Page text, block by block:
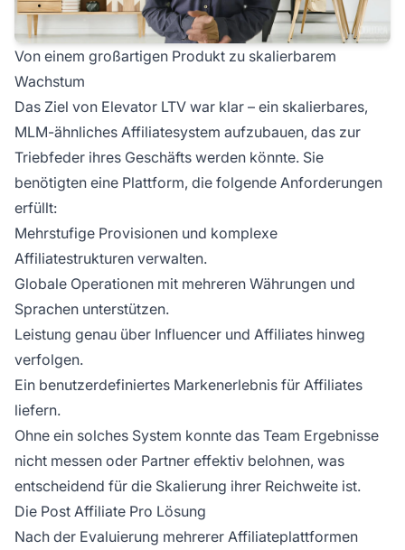
Von einem großartigen Produkt zu skalierbarem
Wachstum
Das Ziel von Elevator LTV war klar – ein skalierbares,
MLM-ähnliches Affiliatesystem aufzubauen, das zur
Triebfeder ihres Geschäfts werden könnte. Sie
benötigten eine Plattform, die folgende Anforderungen
erfüllt:
Mehrstufige Provisionen und komplexe
Affiliatestrukturen verwalten.
Globale Operationen mit mehreren Währungen und
Sprachen unterstützen.
Leistung genau über Influencer und Affiliates hinweg
verfolgen.
Ein benutzerdefiniertes Markenerlebnis für Affiliates
liefern.
Ohne ein solches System konnte das Team Ergebnisse
nicht messen oder Partner effektiv belohnen, was
entscheidend für die Skalierung ihrer Reichweite ist.
Die Post Affiliate Pro Lösung
Nach der Evaluierung mehrerer Affiliateplattformen